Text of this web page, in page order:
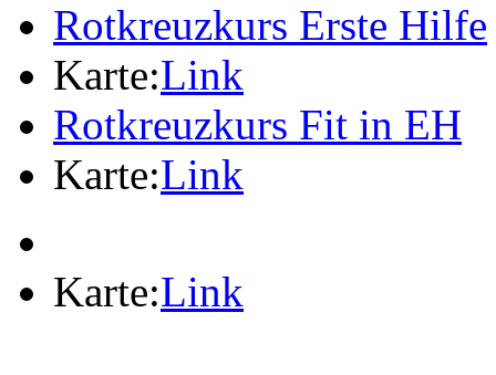
Rotkreuzkurs Erste Hilfe
Karte:Link
Rotkreuzkurs Fit in EH
Karte:Link
Karte:Link